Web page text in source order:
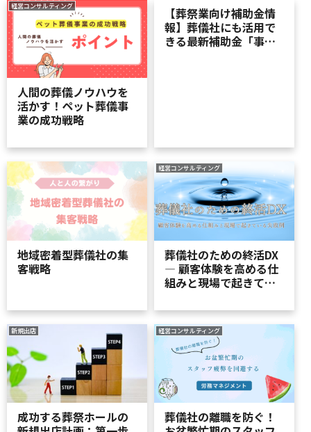
経営コンサルティング
人間の葬儀ノウハウを
活かす！ペット葬儀事
業の成功戦略
【葬祭業向け補助金情
報】葬儀社にも活用で
きる最新補助金「事業
地域密着型葬儀社の集
客戦略
経営コンサルティング
葬儀社のための終活DX
― 顧客体験を高める仕
組みと現場で起きてい
新規出店
成功する葬祭ホールの
経営コンサルティング
葬儀社の離職を防ぐ！